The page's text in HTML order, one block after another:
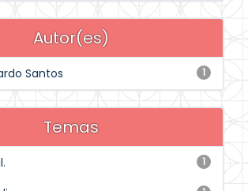
Autor(es)
1
Santos
Temas
1